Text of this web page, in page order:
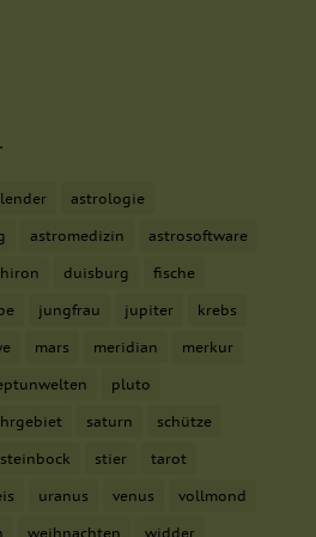
astrologie
astromedizin astrosoftware
duisburg fische
jungfrau jupiter krebs
mars meridian merkur
pluto
saturn schütze
steinbock stier tarot
uranus venus vollmond
weihnachten widder